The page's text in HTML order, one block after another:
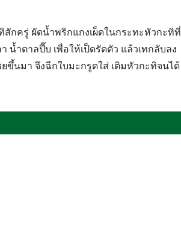
กครู่ ผัดน้ำพริกแกงเผ็ดในกระทะหัวกะทิที่
น้ำตาลปี๊บ เพื่อให้เป็ดรัดตัว แล้วเทกลับลง
ขึ้นมา จึงฉีกใบมะกรูดใส่ เติมหัวกะทิจนได้